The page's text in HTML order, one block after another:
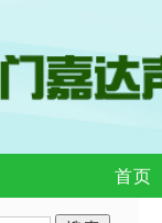
首页